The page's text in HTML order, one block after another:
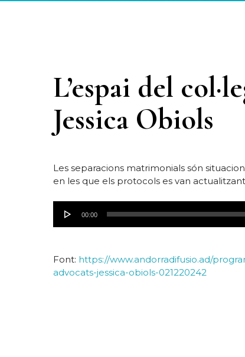
L’espai del
Jessica Obiols
Les separacions matrimonials són
en les que els protocols es van
00:00
Font: https://www.andorradifusio.ad/
advocats-jessica-obiols-021220242